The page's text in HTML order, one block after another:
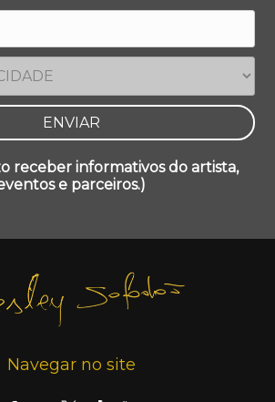
receber informativos do artista,
e parceiros.)
Navegar no site